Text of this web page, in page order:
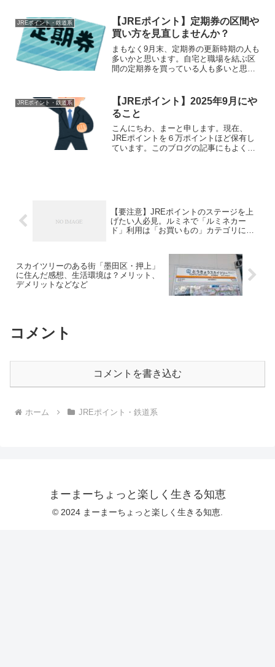
JREポイントを貯めている人には、ポイ
ントがよく貯まるサービ...
JREポイント・鉄道系
【JREポイント】定期券の区間や
買い方を見直しませんか？
まもなく9月末、定期券の更新時期の人も
多いかと思います。自宅と職場を結ぶ区
間の定期券を買っている人も多いと思い
ます。またJREポイントを貯めたいけれ
ども、PASMO定期...
JREポイント・鉄道系
【JREポイント】2025年9月にや
ること
こんにちわ、まーと申します。現在、
JREポイントを６万ポイントほど保有し
ています。このブログの記事にもよくし
【要注意】JREポイントのステージを上
げたい人必見。ルミネで「ルミネカー
ド」利用は「お買いもの」カテゴリに判
スカイツリーのある街「墨田区・押上」
に住んだ感想、生活環境は？メリット、
デメリットなどなど
コメント
コメントを書き込む
ホーム JREポイント・鉄道系
まーまーちょっと楽しく生きる知恵
© 2024 まーまーちょっと楽しく生きる知恵.